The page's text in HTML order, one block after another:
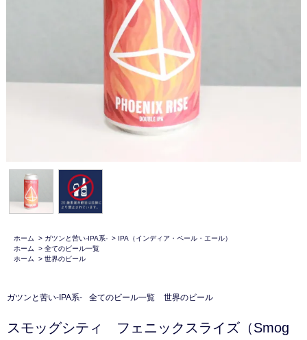
ホーム > ガツンと苦い-IPA系- >
IPA（インディア・ペール・エール）
ホーム
> 全てのビール一覧
ホーム
> 世界のビール
ガツンと苦い-IPA系- 全てのビール一覧 世界のビール
スモッグシティ フェニックスライズ（Smog